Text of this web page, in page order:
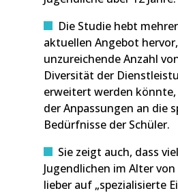
Die Studie hebt
aktuellen Angebot
unzureichende Anzahl
Diversität der
erweitert werden
der Anpassungen an die
Bedürfnisse der Schüler.
Sie zeigt auch, dass
Jugendlichen im Alter von
lieber auf „spezialisierte